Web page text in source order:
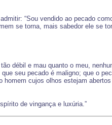
“Sou vendido ao pecado
se torna, mais sabedor ele se
débil e mau quanto o meu,
seu pecado é maligno; que o
cujos olhos estejam
de vingança e luxúria.”